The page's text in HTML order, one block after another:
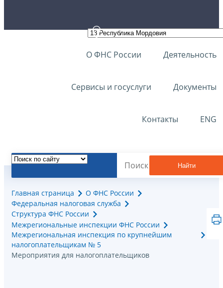
О ФНС России Деятельность
Сервисы и госуслуги Документы
Контакты ENG
Найти
Главная страница
О ФНС России
Федеральная налоговая служба
Структура ФНС России
Межрегиональные инспекции ФНС России
Межрегиональная инспекция по крупнейшим
налогоплательщикам № 5
Мероприятия для налогоплательщиков